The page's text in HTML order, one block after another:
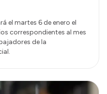
el martes 6 de enero el
correspondientes al mes
de la